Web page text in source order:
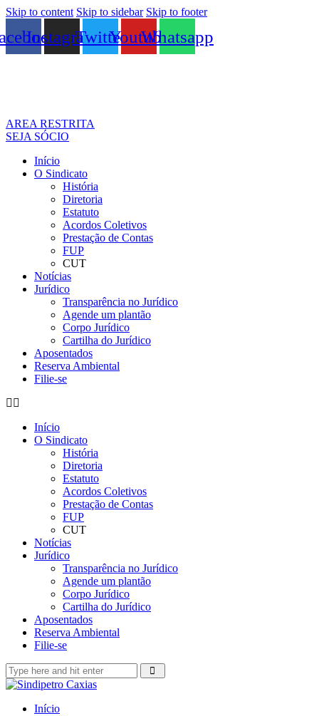
Skip to content Skip to sidebar Skip to footer
InstagramTwitterYoutubeWhatsapp
AREA RESTRITA
SEJA SÓCIO
Início
O Sindicato
História
Diretoria
Estatuto
Acordos Coletivos
Prestação de Contas
FUP
CUT
Notícias
Jurídico
Transparência no Jurídico
Agende um plantão
Corpo Jurídico
Cartilha do Jurídico
Aposentados
Reserva Ambiental
Filie-se
Início
O Sindicato
História
Diretoria
Estatuto
Acordos Coletivos
Prestação de Contas
FUP
CUT
Notícias
Jurídico
Transparência no Jurídico
Agende um plantão
Corpo Jurídico
Cartilha do Jurídico
Aposentados
Reserva Ambiental
Filie-se
Início